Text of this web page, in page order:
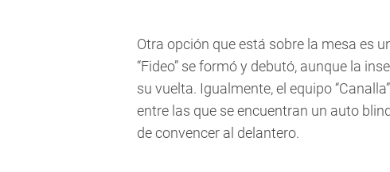
Otra opción que está sobre la mesa es
“Fideo” se formó y debutó, aunque la
su vuelta. Igualmente, el equipo
entre las que se encuentran un auto
de convencer al delantero.